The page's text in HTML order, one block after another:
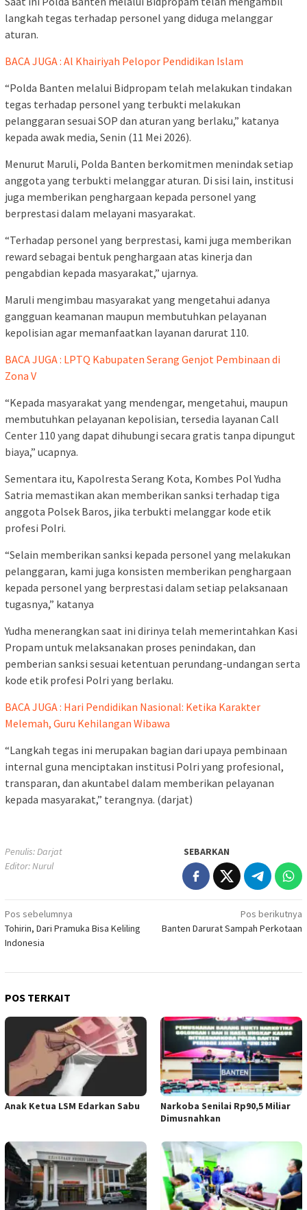
langkah tegas terhadap personel yang diduga melanggar
aturan.
BACA JUGA : Al Khairiyah Pelopor Pendidikan Islam
“Polda Banten melalui Bidpropam telah melakukan tindakan
tegas terhadap personel yang terbukti melakukan
pelanggaran sesuai SOP dan aturan yang berlaku,” katanya
kepada awak media, Senin (11 Mei 2026).
Menurut Maruli, Polda Banten berkomitmen menindak setiap
anggota yang terbukti melanggar aturan. Di sisi lain, institusi
juga memberikan penghargaan kepada personel yang
berprestasi dalam melayani masyarakat.
“Terhadap personel yang berprestasi, kami juga memberikan
reward sebagai bentuk penghargaan atas kinerja dan
pengabdian kepada masyarakat,” ujarnya.
Maruli mengimbau masyarakat yang mengetahui adanya
gangguan keamanan maupun membutuhkan pelayanan
kepolisian agar memanfaatkan layanan darurat 110.
BACA JUGA : LPTQ Kabupaten Serang Genjot Pembinaan di
Zona V
“Kepada masyarakat yang mendengar, mengetahui, maupun
membutuhkan pelayanan kepolisian, tersedia layanan Call
Center 110 yang dapat dihubungi secara gratis tanpa dipungut
biaya,” ucapnya.
Sementara itu, Kapolresta Serang Kota, Kombes Pol Yudha
Satria memastikan akan memberikan sanksi terhadap tiga
anggota Polsek Baros, jika terbukti melanggar kode etik
profesi Polri.
“Selain memberikan sanksi kepada personel yang melakukan
pelanggaran, kami juga konsisten memberikan penghargaan
kepada personel yang berprestasi dalam setiap pelaksanaan
tugasnya,” katanya
Yudha menerangkan saat ini dirinya telah memerintahkan Kasi
Propam untuk melaksanakan proses penindakan, dan
pemberian sanksi sesuai ketentuan perundang-undangan serta
kode etik profesi Polri yang berlaku.
BACA JUGA : Hari Pendidikan Nasional: Ketika Karakter
Melemah, Guru Kehilangan Wibawa
“Langkah tegas ini merupakan bagian dari upaya pembinaan
internal guna menciptakan institusi Polri yang profesional,
transparan, dan akuntabel dalam memberikan pelayanan
kepada masyarakat,” terangnya. (darjat)
Penulis: Darjat
Editor: Nurul
SEBARKAN
Navigasi
pos
Pos sebelumnya
Tohirin, Dari Pramuka Bisa Keliling
Indonesia
Pos berikutnya
Banten Darurat Sampah Perkotaan
POS TERKAIT
Anak Ketua LSM Edarkan Sabu
Narkoba Senilai Rp90,5 Miliar
Dimusnahkan